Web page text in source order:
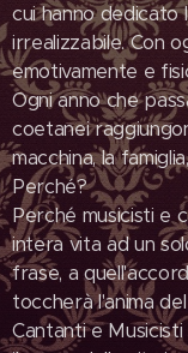
cui hanno dedicato
irrealizzabile. Con
emotivamente e
Ogni anno che
coetanei
macchina, la
Perché?
Perché musicisti e
intera vita ad un
frase, a
toccherà l'anima
Cantanti e